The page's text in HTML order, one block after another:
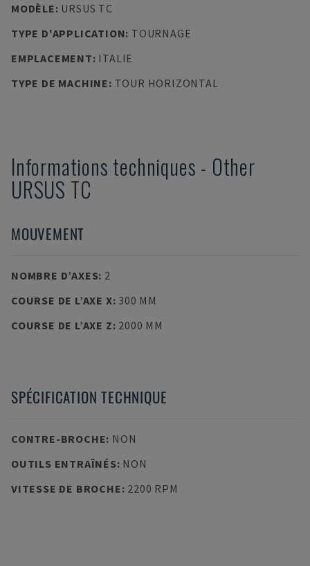
MODÈLE: URSUS TC
TYPE D'APPLICATION: TOURNAGE
EMPLACEMENT: ITALIE
TYPE DE MACHINE: TOUR HORIZONTAL
Informations techniques - Other
URSUS TC
MOUVEMENT
NOMBRE D’AXES: 2
COURSE DE L’AXE X: 300 MM
COURSE DE L’AXE Z: 2000 MM
SPÉCIFICATION TECHNIQUE
CONTRE-BROCHE: NON
OUTILS ENTRAÎNÉS: NON
VITESSE DE BROCHE: 2200 RPM